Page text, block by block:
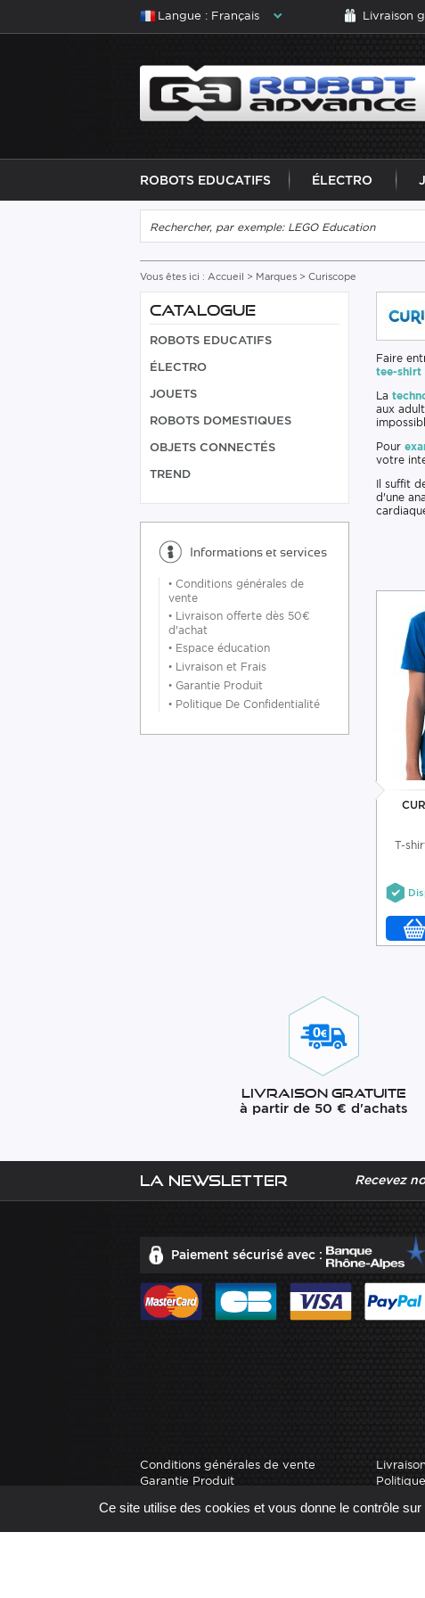
Langue : Français Livraison
ROBOTS EDUCATIFS ÉLECTRO
Vous êtes ici : Accueil > Marques > Curiscope
CATALOGUE
ROBOTS EDUCATIFS
ÉLECTRO
JOUETS
ROBOTS DOMESTIQUES
OBJETS CONNECTÉS
TREND
Informations et services
• Conditions générales de
vente
• Livraison offerte dès 50€
d'achat
• Espace éducation
• Livraison et Frais
• Garantie Produit
• Politique De Confidentialité
Faire
tee-shirt
La
aux
Pour
votre
Il suffit
d'une
T-
Livraison gratuite
à partir de 50 € d'achats
La newsletter Recevez
Paiement sécurisé avec :
Conditions générales de vente
Garantie Produit
Ce site utilise des cookies et vous donne le contrôle